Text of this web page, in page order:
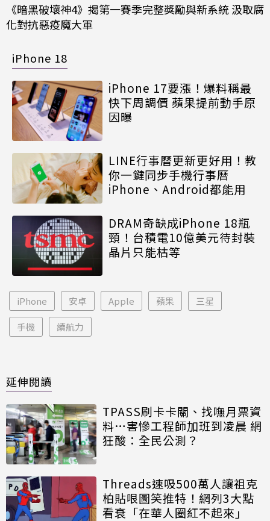
《暗黑破壞神4》揭第一賽季完整獎勵與新系統 汲取腐
化對抗惡疫魔大軍
iPhone 18
iPhone 17要漲！爆料稱最
快下周調價 蘋果提前動手原
因曝
LINE行事曆更新更好用！教
你一鍵同步手機行事曆
iPhone、Android都能用
DRAM奇缺成iPhone 18瓶
頸！台積電10億美元待封裝
晶片只能枯等
iPhone 安卓 Apple 蘋果 三星
手機 續航力
延伸閱讀
TPASS刷卡卡關、找嘸月票資
料…害慘工程師加班到凌晨 網
狂酸：全民公測？
Threads速吸500萬人讓祖克
柏貼哏圖笑推特！網列3大點
看衰「在華人圈紅不起來」